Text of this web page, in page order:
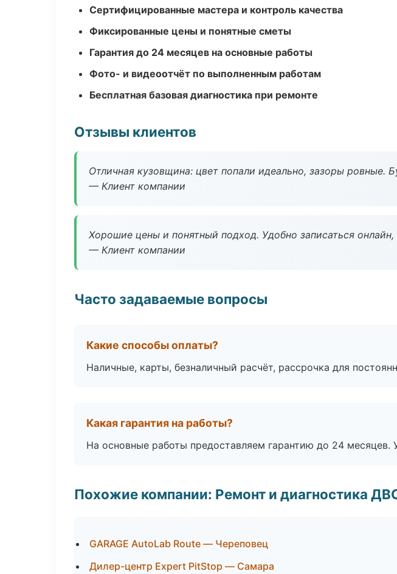
Сертифицированные мастера и контроль качества
Фиксированные цены и понятные сметы
Гарантия до 24 месяцев на основные работы
Фото- и видеоотчёт по выполненным работам
Бесплатная базовая диагностика при ремонте
Отзывы клиентов
Отличная кузовщина: цвет попали идеально, зазоры ровные.
— Клиент компании
Хорошие цены и понятный подход. Удобно записаться
— Клиент компании
Часто задаваемые вопросы
Какие способы оплаты?
Наличные, карты, безналичный расчёт, рассрочка для
Какая гарантия на работы?
На основные работы предоставляем гарантию до 24 месяцев.
Похожие компании: Ремонт и диагностика
GARAGE AutoLab Route — Череповец
Дилер-центр Expert PitStop — Самара